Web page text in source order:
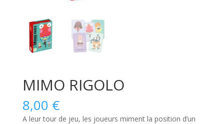
MIMO RIGOLO
8,00 €
A leur tour de jeu, les joueurs miment la position d’un